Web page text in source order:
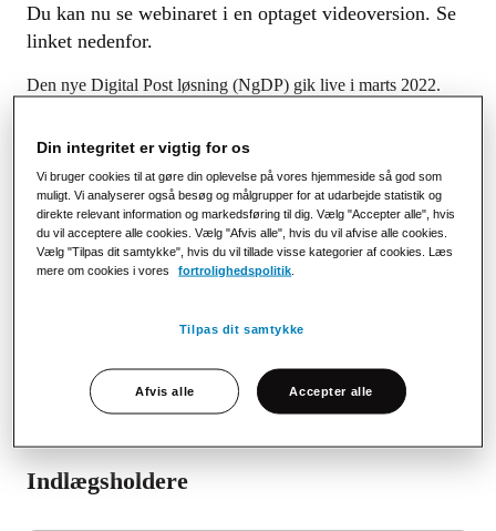
Du kan nu se webinaret i en optaget videoversion. Se
linket nedenfor.
Den nye Digital Post løsning (NgDP) gik live i marts 2022.
Det er tidskrævende at skulle videresende meddelelser manuelt
fra de digitale postkasser. Derudover er det en stor udfordring
at meddelelser, som sendes på denne måde, bliver sendt
ukrypteret til eget mailsystem.
rigtig mange virksomheder med automatisk
e-Boks Erhverv meddelelser
og Digital Post. Desuden vil du
også få mere information om, hvordan du som
advokatvirksomhed nemt kommer i gang på vores løsning da
Indlægsholdere
Din integritet er vigtig for os
Vi bruger cookies til at gøre din oplevelse på vores hjemmeside så god som
muligt. Vi analyserer også besøg og målgrupper for at udarbejde statistik og
direkte relevant information og markedsføring til dig. Vælg "Accepter alle", hvis
du vil acceptere alle cookies. Vælg "Afvis alle", hvis du vil afvise alle cookies.
Vælg "Tilpas dit samtykke", hvis du vil tillade visse kategorier af cookies. Læs
mere om cookies i vores
fortrolighedspolitik
Tilpas dit samtykke
Afvis alle Accepter alle